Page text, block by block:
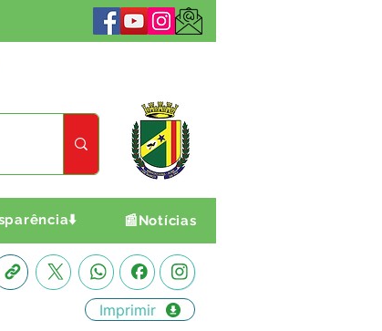
📰Notícias
Imprimir